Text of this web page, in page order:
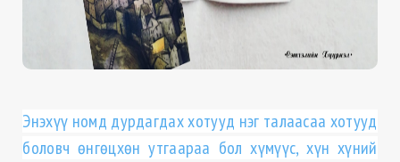
Энэхүү номд дурдагдах хотууд нэг талаасаа хотууд
боловч өнгөцхөн утгаараа бол хүмүүс, хүн хүний